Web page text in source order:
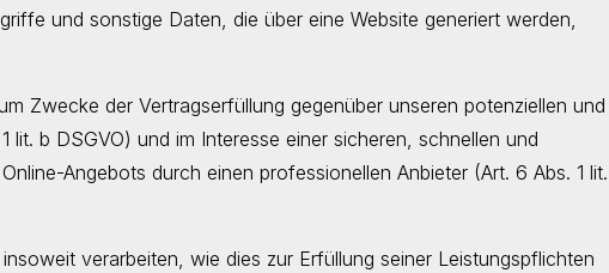
und sonstige Daten, die über eine Website generiert werden,
Zwecke der Vertragserfüllung gegenüber unseren potenziellen und
lit. b DSGVO) und im Interesse einer sicheren, schnellen und
Angebots durch einen professionellen Anbieter (Art. 6 Abs. 1 lit.
verarbeiten, wie dies zur Erfüllung seiner Leistungspflichten